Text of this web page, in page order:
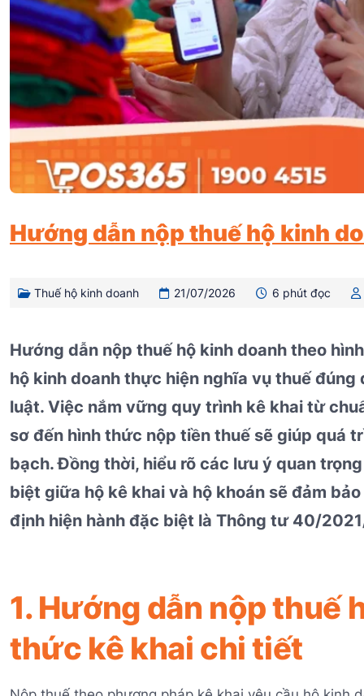
Hướng dẫn nộp thuế hộ kinh
Thuế hộ kinh doanh 21/07/2026 6 phút đọc
Hướng dẫn nộp thuế hộ kinh doanh theo
hộ kinh doanh thực hiện nghĩa vụ thuế
luật. Việc nắm vững quy trình kê khai từ
sơ đến hình thức nộp tiền thuế sẽ giúp quá
bạch. Đồng thời, hiểu rõ các lưu ý quan
biệt giữa hộ kê khai và hộ khoán sẽ đảm
định hiện hành đặc biệt là Thông tư 40/
1. Hướng dẫn nộp thuế
thức kê khai chi tiết